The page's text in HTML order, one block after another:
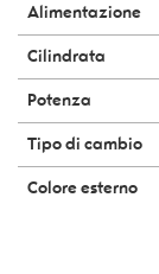
Alimentazione
Cilindrata
Potenza
Tipo di cambio
Colore esterno